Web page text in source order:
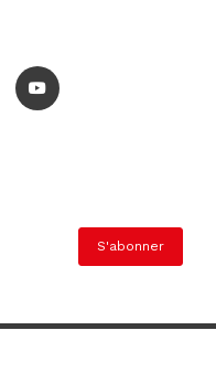
S'abonner